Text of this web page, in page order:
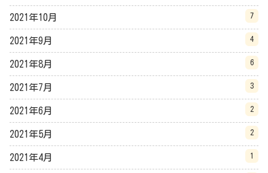
2021年10月 7
2021年9月 4
2021年8月 6
2021年7月 3
2021年6月 2
2021年5月 2
2021年4月 1